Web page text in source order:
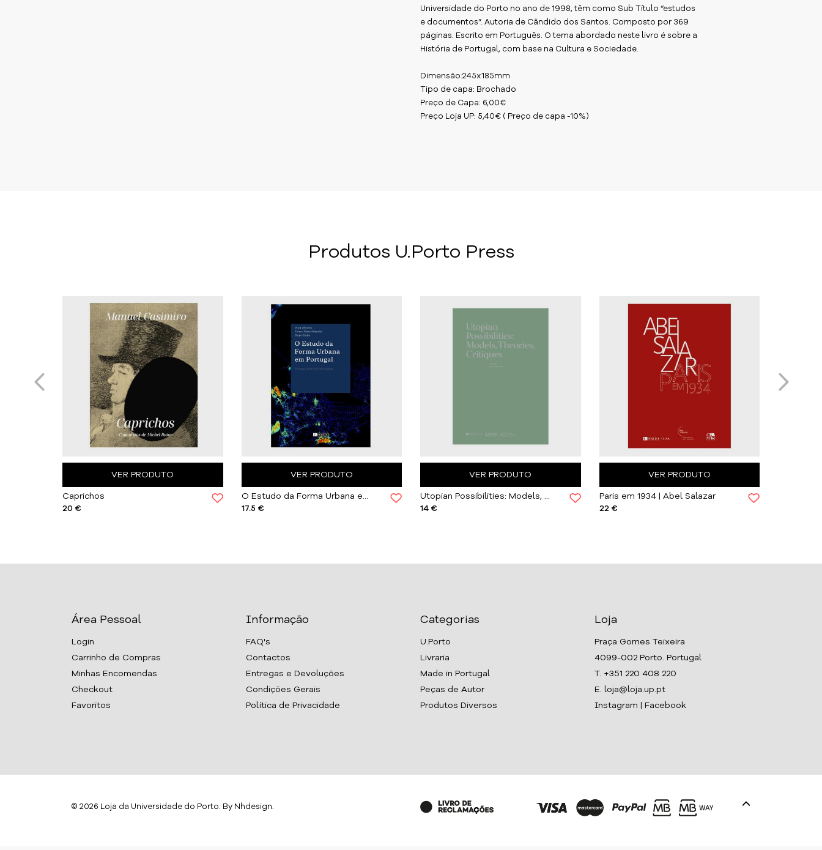
Universidade do Porto no ano de 1998, têm como Sub Título “estudos
e documentos”. Autoria de Cândido dos Santos. Composto por 369
páginas. Escrito em Português. O tema abordado neste livro é sobre a
História de Portugal, com base na Cultura e Sociedade.
Dimensão:245x185mm
Tipo de capa: Brochado
Preço de Capa: 6,00€
Preço Loja UP: 5,40€ ( Preço de capa -10%)
Produtos U.Porto Press
VER PRODUTO
Caprichos
20 €
VER PRODUTO
O Estudo da Forma Urbana em Portugal
17.5 €
VER PRODUTO
Utopian Possibilities: Models, Theories, Critiques
14 €
VER PRODUTO
Paris em 1934 | Abel Salazar
22 €
Área Pessoal
Login
Carrinho de Compras
Minhas Encomendas
Checkout
Favoritos
Informação
FAQ's
Contactos
Entregas e Devoluções
Condições Gerais
Política de Privacidade
Categorias
U.Porto
Livraria
Made in Portugal
Peças de Autor
Produtos Diversos
Loja
Praça Gomes Teixeira
4099-002 Porto. Portugal
T. +351 220 408 220
E. loja@loja.up.pt
Instagram
Facebook
© 2026 Loja da Universidade do Porto. By Nhdesign.